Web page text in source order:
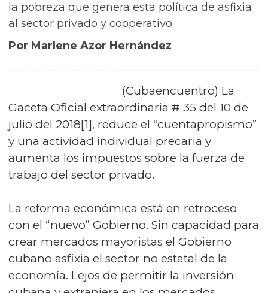
la pobreza que genera esta política de asfixia
al sector privado y cooperativo.
Por Marlene Azor Hernández
(Cubaencuentro) La
Gaceta Oficial extraordinaria # 35 del 10 de
julio del 2018[1], reduce el “cuentapropismo”
y una actividad individual precaria y
aumenta los impuestos sobre la fuerza de
trabajo del sector privado.
La reforma económica está en retroceso
con el “nuevo” Gobierno. Sin capacidad para
crear mercados mayoristas el Gobierno
cubano asfixia el sector no estatal de la
economía. Lejos de permitir la inversión